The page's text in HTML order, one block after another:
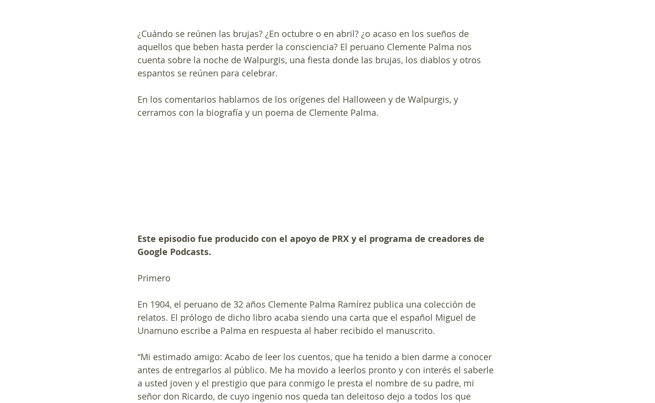
¿Cuándo se reúnen las brujas? ¿En octubre o en abril? ¿o acaso en los sueños de
aquellos que beben hasta perder la consciencia? El peruano Clemente Palma nos
cuenta sobre la noche de Walpurgis, una fiesta donde las brujas, los diablos y otros
espantos se reúnen para celebrar.
En los comentarios hablamos de los orígenes del Halloween y de Walpurgis, y
cerramos con la biografía y un poema de Clemente Palma.
Este episodio fue producido con el apoyo de PRX y el programa de creadores de
Google Podcasts.
Primero
En 1904, el peruano de 32 años Clemente Palma Ramírez publica una colección de
relatos. El prólogo de dicho libro acaba siendo una carta que el español Miguel de
Unamuno escribe a Palma en respuesta al haber recibido el manuscrito.
“Mi estimado amigo: Acabo de leer los cuentos, que ha tenido a bien darme a conocer
antes de entregarlos al público. Me ha movido a leerlos pronto y con interés el saberle
a usted joven y el prestigio que para conmigo le presta el nombre de su padre, mi
señor don Ricardo, de cuyo ingenio nos queda tan deleitoso dejo a todos los que